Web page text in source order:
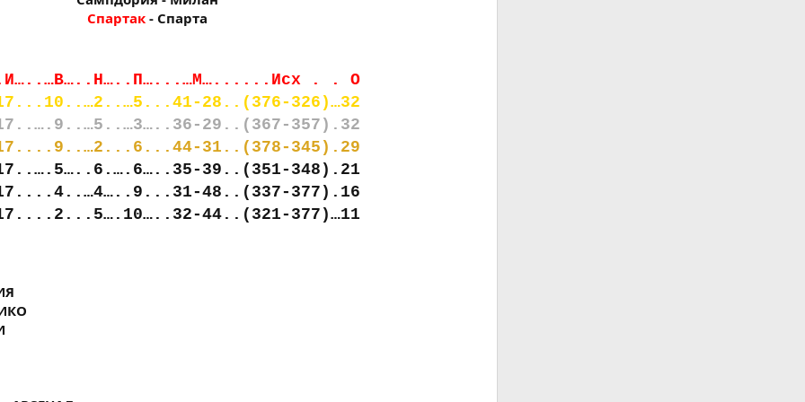
Спартак - Спарта​
. . О
28..(376-326)…32
29..(367-357).32
31..(378-345).29
39..(351-348).21
48..(337-377).16
44..(321-377)…11